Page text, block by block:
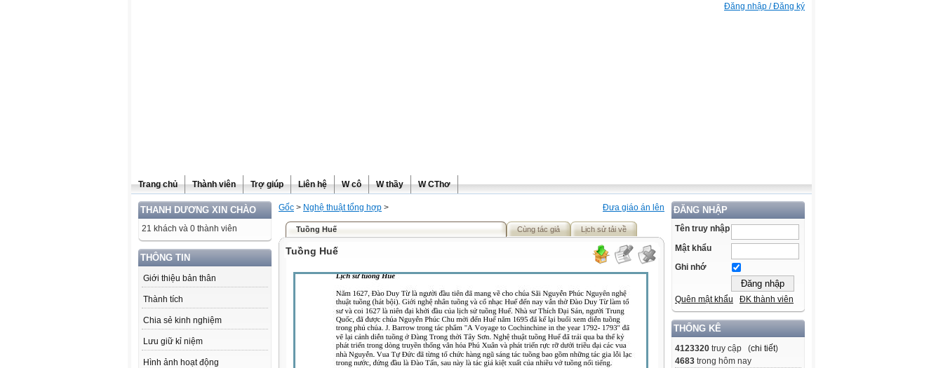
Đăng nhập / Đăng ký
Trang chủ Thành viên Trợ giúp Liên hệ W cô W thầy W CThơ
THANH DƯƠNG XIN CHÀO
21 khách và 0 thành viên
THÔNG TIN
Giới thiệu bản thân
Thành tích
Chia sẻ kinh nghiệm
Lưu giữ kỉ niệm
Hình ảnh hoạt động
ĐĂNG NHẬP
Tên truy nhập
Mật khẩu
Ghi nhớ
Quên mật khẩu ĐK thành viên
THỐNG KÊ
4123320 truy cập (chi tiết)
4683 trong hôm nay
Đưa giáo án lên
Gốc > Nghệ thuật tổng hợp >
Tuồng Huế Cùng tác giả Lịch sử tải về
Tuồng Huế